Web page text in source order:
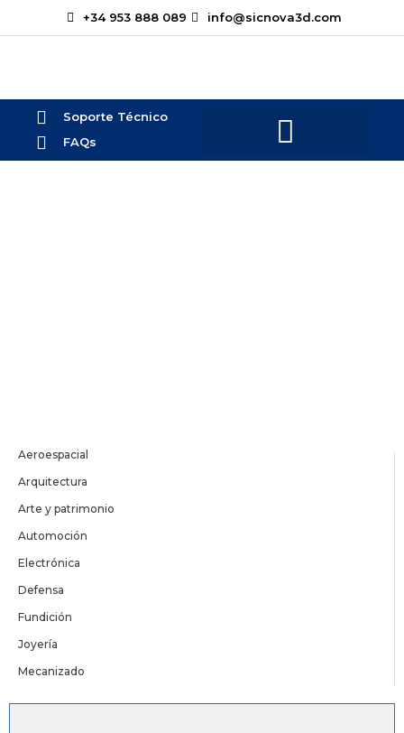
+34 953 888 089 info@sicnova3d.com
Soporte Técnico
FAQs
Aeroespacial
Arquitectura
Arte y patrimonio
Automoción
Electrónica
Defensa
Fundición
Joyería
Mecanizado